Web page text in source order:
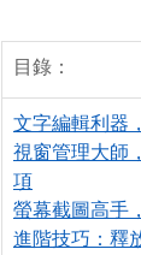
目錄：
文字編輯利器
視窗管理大師
項
螢幕截圖高手
進階技巧：釋